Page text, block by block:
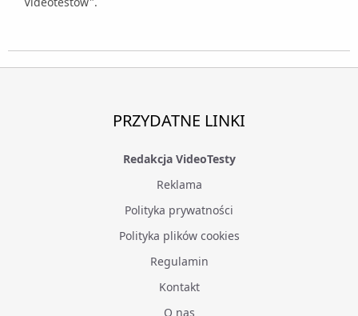
PRZYDATNE LINKI
Redakcja VideoTesty
Reklama
Polityka prywatności
Polityka plików cookies
Regulamin
Kontakt
O nas